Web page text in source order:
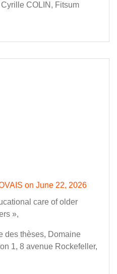
COLIN, Fitsum
on June 22, 2026
care of older
»,
des thèses, Domaine
1, 8 avenue Rockefeller,